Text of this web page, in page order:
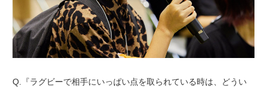
Q.『ラグビーで相手にいっぱい点を取られている時は、どうい